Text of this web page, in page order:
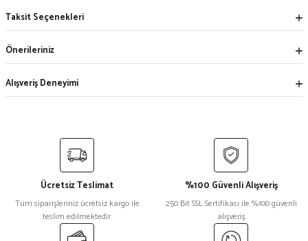
Taksit Seçenekleri
Önerileriniz
Alışveriş Deneyimi
Ücretsiz Teslimat
Tüm siparişleriniz ücretsiz kargo ile
teslim edilmektedir.
%100 Güvenli Alışveriş
250 Bit SSL Sertifikası ile %100 güvenli
alışveriş